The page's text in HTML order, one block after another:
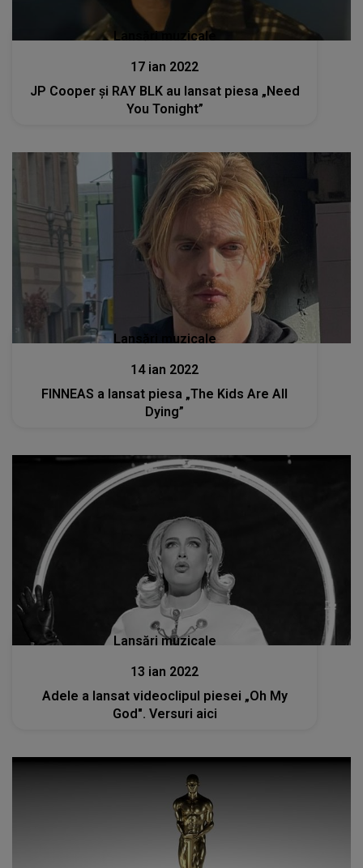
Lansări muzicale
17 ian 2022
JP Cooper și RAY BLK au lansat piesa „Need
You Tonight”
Lansări muzicale
14 ian 2022
FINNEAS a lansat piesa „The Kids Are All
Dying”
Lansări muzicale
13 ian 2022
Adele a lansat videoclipul piesei „Oh My
God". Versuri aici